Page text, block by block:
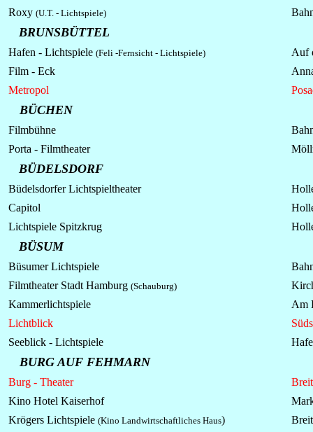
Roxy (U.T. - Lichtspiele)
BRUNSBÜTTEL
Hafen - Lichtspiele (Feli -Fernsicht - Lichtspiele)
Auf
Film - Eck
Metropol
BÜCHEN
Filmbühne
Porta - Filmtheater
BÜDELSDORF
Büdelsdorfer Lichtspieltheater
Capitol
Lichtspiele Spitzkrug
BÜSUM
Büsumer Lichtspiele
Filmtheater Stadt Hamburg (Schauburg)
Kammerlichtspiele
Am
Lichtblick
Seeblick - Lichtspiele
BURG AUF FEHMARN
Burg - Theater
Kino Hotel Kaiserhof
Krögers Lichtspiele (Kino Landwirtschaftliches Haus)